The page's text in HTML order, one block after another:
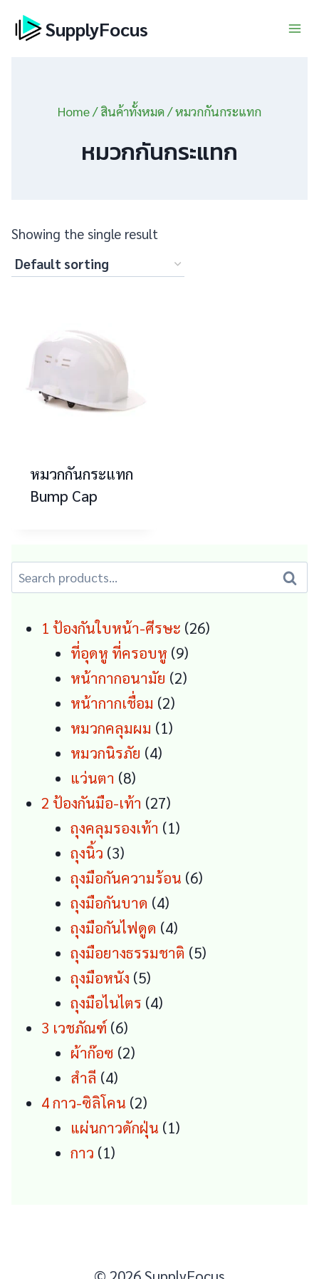
Skip
SupplyFocus
Home/ สินค้าทั้งหมด/หมวกกันกระแทก
หมวกกันกระแทก
Showing the single result
หมวกกันกระแทก
Bump Cap
Search
for:
Search
1 ป้องกันใบหน้า-ศีรษะ 2626
ที่อุดหู ที่ครอบหู 99
products
หน้ากากอนามัย 22
หน้ากากเชื่อม 22
products
หมวกคลุมผม 11
หมวกนิรภัย 44
แว่นตา 88
products
2 ป้องกันมือ-เท้า 2727
products
ถุงคลุมรองเท้า 11
ถุงนิ้ว 33
products
ถุงมือกันความร้อน 66
ถุงมือกันบาด 44
products
ถุงมือกันไฟดูด 44
products
ถุงมือยางธรรมชาติ 55
ถุงมือหนัง 55
products
ถุงมือไนไตร 44
3 เวชภัณฑ์ 66
products
ผ้าก๊อซ 22
สำลี 44
products
4 กาว-ซิลิโคน 22
products
แผ่นกาวดักฝุ่น 11
กาว 11